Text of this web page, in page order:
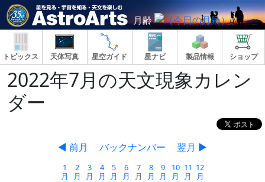
月齢
トピックス 天体写真 星空ガイド 星ナビ 製品情報 ショップ
2022年7月の天文現象カレン
ダー
◀ 前月 バックナンバー 翌月 ▶
1
月
2
月
3
月
4
月
5
月
6
月
7
月
8
月
9
月
10
月
11
月
12
月